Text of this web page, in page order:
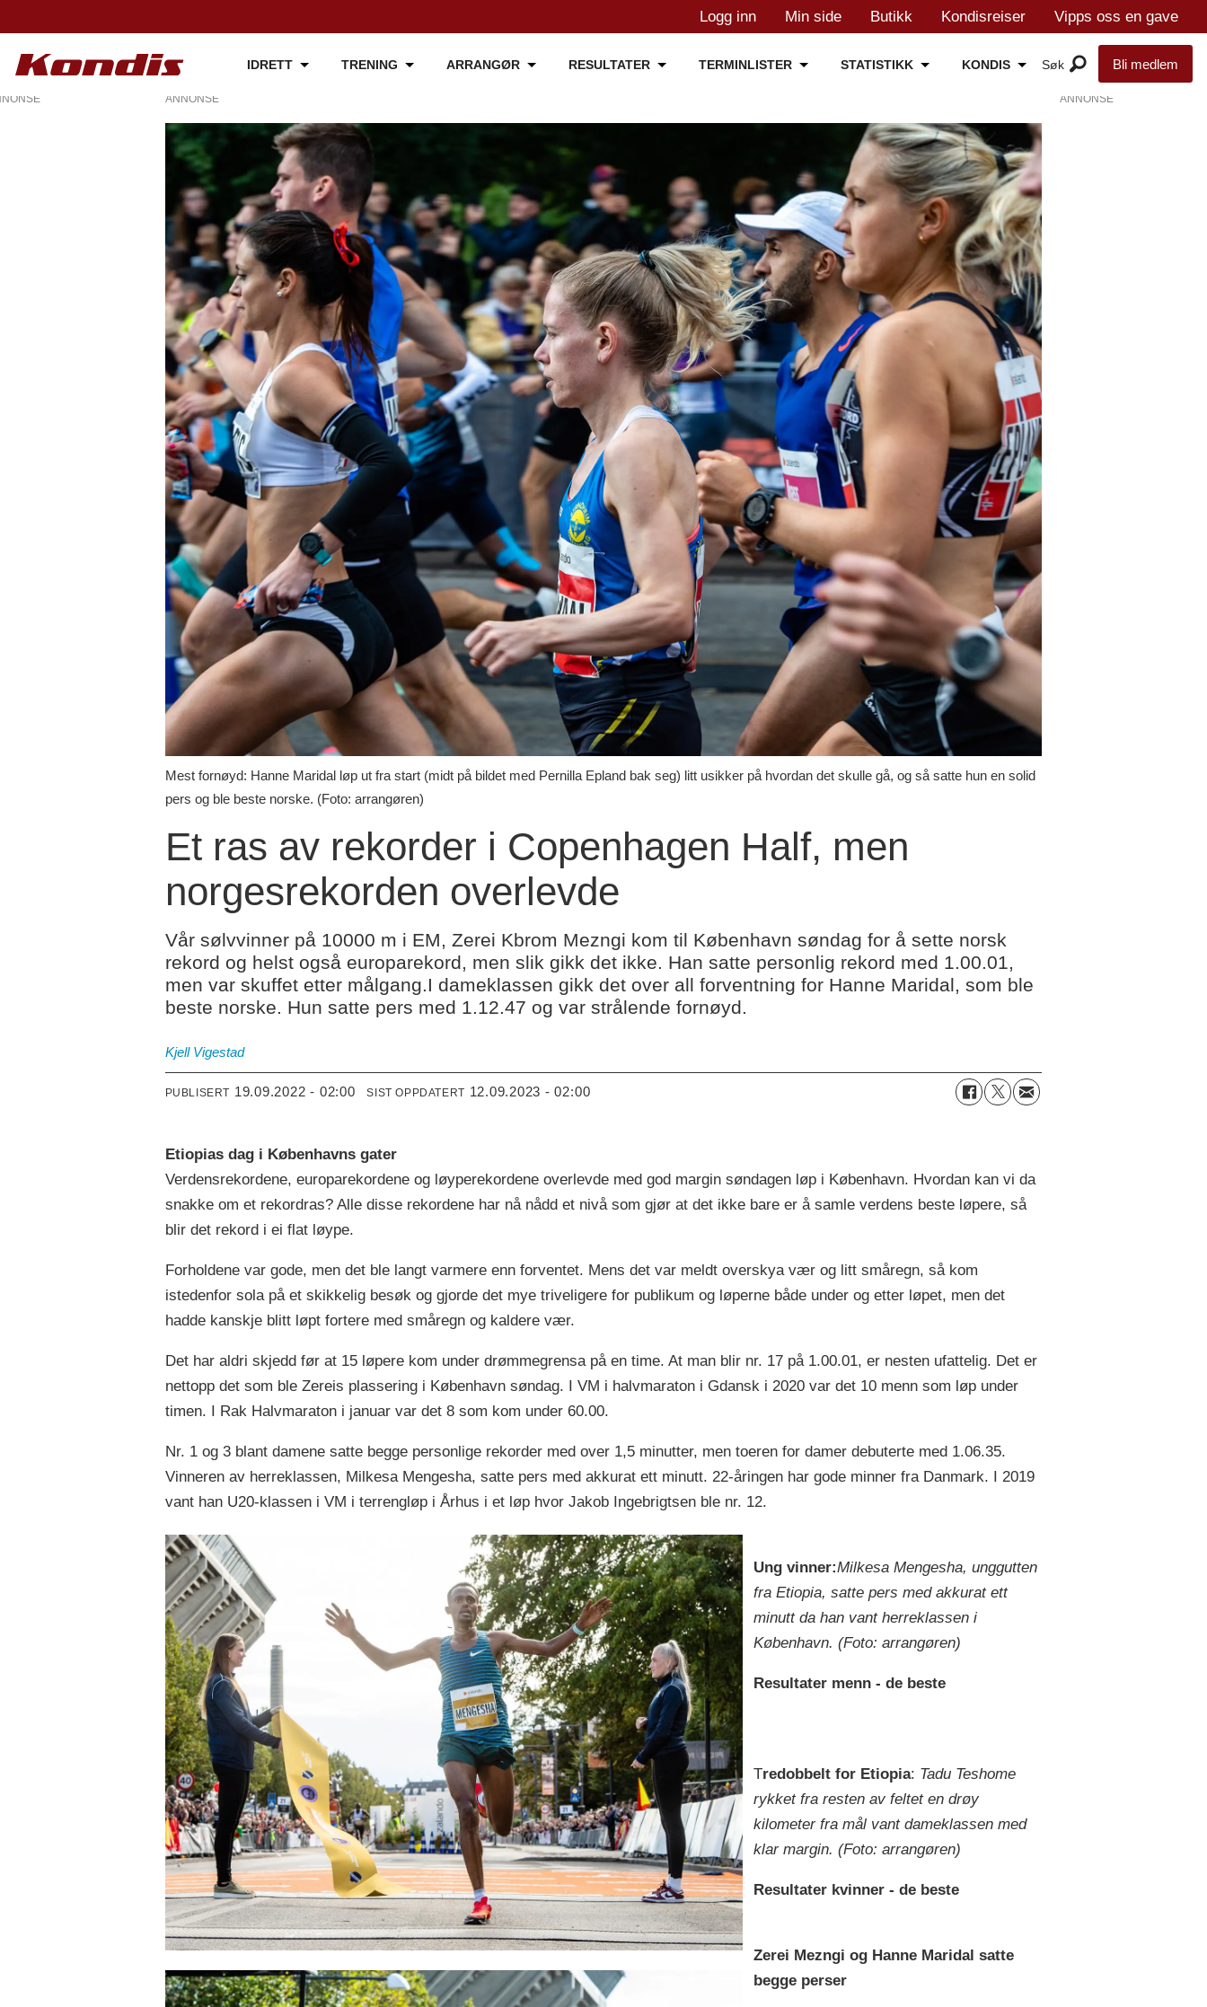
Logg inn Min side Butikk Kondisreiser Vipps oss en gave
IDRETT TRENING ARRANGØR RESULTATER TERMINLISTER STATISTIKK KONDIS Bli medlem
ANNONSE
Mest fornøyd: Hanne Maridal løp ut fra start (midt på bildet med Pernilla Epland bak seg) litt usikker på hvordan det skulle gå, og så satte hun en solid
pers og ble beste norske. (Foto: arrangøren)
Et ras av rekorder i Copenhagen Half, men
norgesrekorden overlevde
Vår sølvvinner på 10000 m i EM, Zerei Kbrom Mezngi kom til København søndag for å sette norsk
rekord og helst også europarekord, men slik gikk det ikke. Han satte personlig rekord med 1.00.01,
men var skuffet etter målgang.I dameklassen gikk det over all forventning for Hanne Maridal, som ble
beste norske. Hun satte pers med 1.12.47 og var strålende fornøyd.
Kjell Vigestad
PUBLISERT 19.09.2022 - 02:00 SIST OPPDATERT 12.09.2023 - 02:00
Etiopias dag i Københavns gater
Verdensrekordene, europarekordene og løyperekordene overlevde med god margin søndagen løp i København. Hvordan kan vi da
snakke om et rekordras? Alle disse rekordene har nå nådd et nivå som gjør at det ikke bare er å samle verdens beste løpere, så
blir det rekord i ei flat løype.
Forholdene var gode, men det ble langt varmere enn forventet. Mens det var meldt overskya vær og litt småregn, så kom
istedenfor sola på et skikkelig besøk og gjorde det mye triveligere for publikum og løperne både under og etter løpet, men det
hadde kanskje blitt løpt fortere med småregn og kaldere vær.
Det har aldri skjedd før at 15 løpere kom under drømmegrensa på en time. At man blir nr. 17 på 1.00.01, er nesten ufattelig. Det er
nettopp det som ble Zereis plassering i København søndag. I VM i halvmaraton i Gdansk i 2020 var det 10 menn som løp under
timen. I Rak Halvmaraton i januar var det 8 som kom under 60.00.
Nr. 1 og 3 blant damene satte begge personlige rekorder med over 1,5 minutter, men toeren for damer debuterte med 1.06.35.
Vinneren av herreklassen, Milkesa Mengesha, satte pers med akkurat ett minutt. 22-åringen har gode minner fra Danmark. I 2019
vant han U20-klassen i VM i terrengløp i Århus i et løp hvor Jakob Ingebrigtsen ble nr. 12.
Ung vinner:Milkesa Mengesha, unggutten
fra Etiopia, satte pers med akkurat ett
minutt da han vant herreklassen i
København. (Foto: arrangøren)
Resultater menn - de beste
Tredobbelt for Etiopia: Tadu Teshome
rykket fra resten av feltet en drøy
kilometer fra mål vant dameklassen med
klar margin. (Foto: arrangøren)
Resultater kvinner - de beste
Zerei Mezngi og Hanne Maridal satte
begge perser
ANNONSE